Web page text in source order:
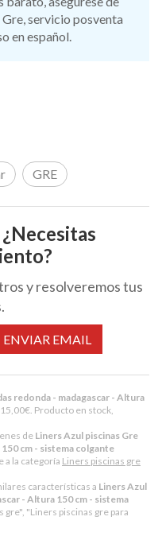
redonda - madagascar - Altura
€ . Producto en stock,
deLiners Azul piscinas Gre
cm - sistema colgante
a la categoría Liners piscinas gre
características a Liners Azul
- Altura 150 cm - sistema
gre", "Liners piscinas gre para
servicio posventa
en español.
GRE
y resolveremos tus
ENVIAR EMAIL